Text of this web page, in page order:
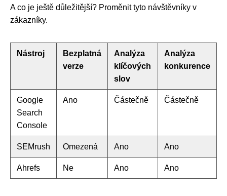
A co je ještě důležitější? Proměnit tyto návštěvníky v
zákazníky.
Nástroj
Bezplatná
verze
Analýza
klíčových
slov
Analýza
konkurence
Google
Search
Console
Ano Částečně Částečně
SEMrush Omezená Ano Ano
Ahrefs Ne Ano Ano